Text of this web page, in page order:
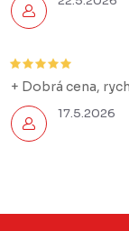
k
v
ý
p
i
17.5.2026
+ Dobrá cena,